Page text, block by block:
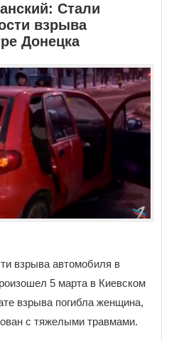
Стали
взрыва
Донецка
взрыва автомобиля в
5 марта в Киевском
взрыва погибла женщина,
с тяжелыми травмами.